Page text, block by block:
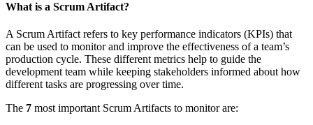
What is a Scrum Artifact?
A Scrum Artifact refers to key performance indicators (KPIs) that
can be used to monitor and improve the effectiveness of a team’s
production cycle. These different metrics help to guide the
development team while keeping stakeholders informed about how
different tasks are progressing over time.
The 7 most important Scrum Artifacts to monitor are: